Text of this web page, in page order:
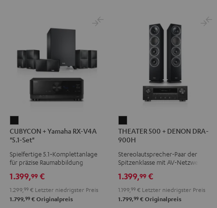
Schwarz
+
Yamaha
RX-
V4A
"5.1-
Set"
Schwarz
CUBYCON + Yamaha RX-V4A
"5.1-Set"
Spielfertige 5.1‑Komplettanlage
für präzise Raumabbildung
1.399,99 €
1.299, 99 € Letzter niedrigster Preis
1.799,99 € Originalpreis
500
+
DENON
DRA-
900H
Schwarz
THEATER 500 + DENON DRA-
900H
Stereolautsprecher-Paar der
Spitzenklasse mit AV-Netzwerk-
1.399,99 €
1.199, 99 € Letzter niedrigster Preis
1.799,99 € Originalpreis